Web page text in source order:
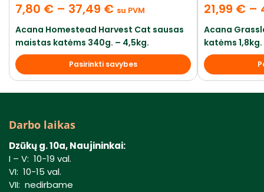
7,80 € – 37,49 € su PVM
Acana Homestead Harvest Cat sausas
maistas katėms 340g. – 4,5kg.
Pasirinkti savybes
21,99 € –
Acana
katėms
Darbo laikas
Dzūkų g. 10a, Naujininkai:
I – V: 10-19 val.
VI: 10-15 val.
VII: nedirbame